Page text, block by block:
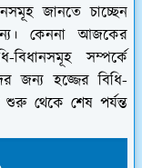
জানতে চাচ্ছেন
কেননা আজকের
বিধানসমূহ সম্পর্কে
জন্য হজ্জের বিধি-
শুরু থেকে শেষ পর্যন্ত